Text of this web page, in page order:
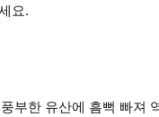
요.
부한 유산에 흠뻑 빠져